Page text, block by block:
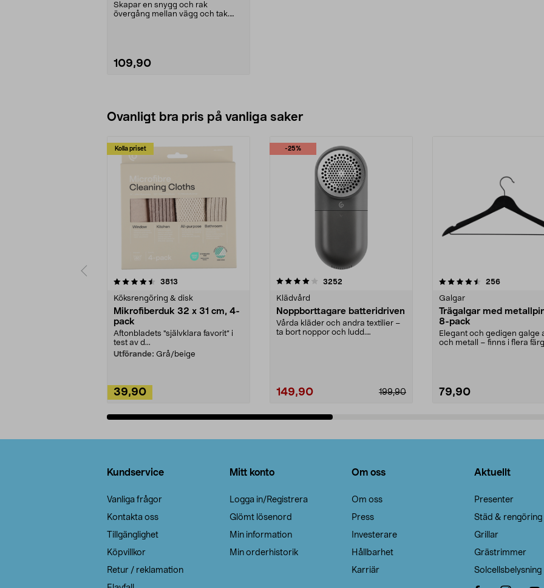
Skapar en snygg och rak
övergång mellan vägg och tak.
109,90
Ovanligt bra pris på vanliga saker
Kolla priset
3813
Köksrengöring & disk
Mikrofiberduk 32 x 31 cm, 4-
pack
Aftonbladets "självklara favorit” i
test av d...
Utförande: Grå/beige
39,90
-25%
4.0av 5 stjärnor 3252
Klädvård
Noppborttagare batteridriven
Vårda kläder och andra textilier –
ta bort noppor och ludd.
199,90
149,90
4.5av 5 stjärnor 256recensioner
Galgar
Trägalgar med
8-pack
Elegant och gedigen galge
och metall – finns i flera
79,90
4.0av 5 stjärnor
Kundservice
Vanliga frågor
Kontakta oss
Tillgänglighet
Köpvillkor
Retur / reklamation
Mitt konto
Logga in/Registrera
Glömt lösenord
Min information
Min orderhistorik
Om oss
Om oss
Press
Investerare
Hållbarhet
Karriär
Aktuellt
Presenter
Städ & rengöring
Grillar
Grästrimmer
Solcellsbelysning